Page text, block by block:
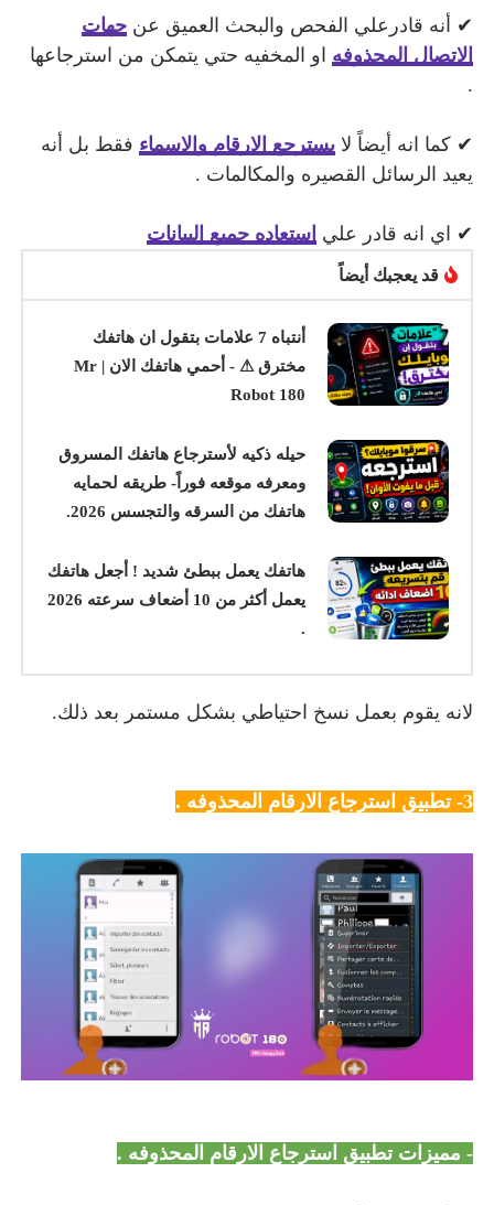
✔ أنه قادرعلي الفحص والبحث العميق عن جهات
الاتصال المحذوفه او المخفيه حتي يتمكن من استرجاعها
.
✔ كما انه أيضاً لا يسترجع الارقام والاسماء فقط بل أنه
يعيد الرسائل القصيره والمكالمات .
✔ اي انه قادر علي استعاده جميع البيانات
قد يعجبك أيضاً
أنتباه 7 علامات بتقول ان هاتفك
مخترق ⚠ - أحمي هاتفك الان | Mr
Robot 180
حيله ذكيه لأسترجاع هاتفك المسروق
ومعرفه موقعه فوراً- طريقه لحمايه
هاتفك من السرقه والتجسس 2026.
هاتفك يعمل ببطئ شديد ! أجعل هاتفك
يعمل أكثر من 10 أضعاف سرعته 2026
.
لانه يقوم بعمل نسخ احتياطي بشكل مستمر بعد ذلك.
3- تطبيق استرجاع الارقام المحذوفه .
- مميزات تطبيق استرجاع الارقام المحذوفه .